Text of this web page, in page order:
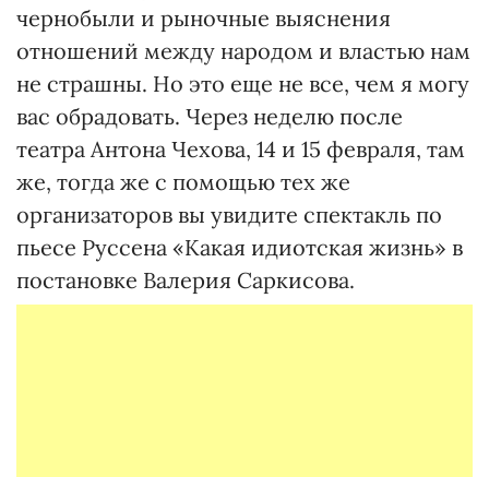
чернобыли и рыночные выяснения
отношений между народом и властью нам
не страшны. Но это еще не все, чем я могу
вас обрадовать. Через неделю после
театра Антона Чехова, 14 и 15 февраля, там
же, тогда же с помощью тех же
организаторов вы увидите спектакль по
пьесе Руссена «Какая идиотская жизнь» в
постановке Валерия Саркисова.